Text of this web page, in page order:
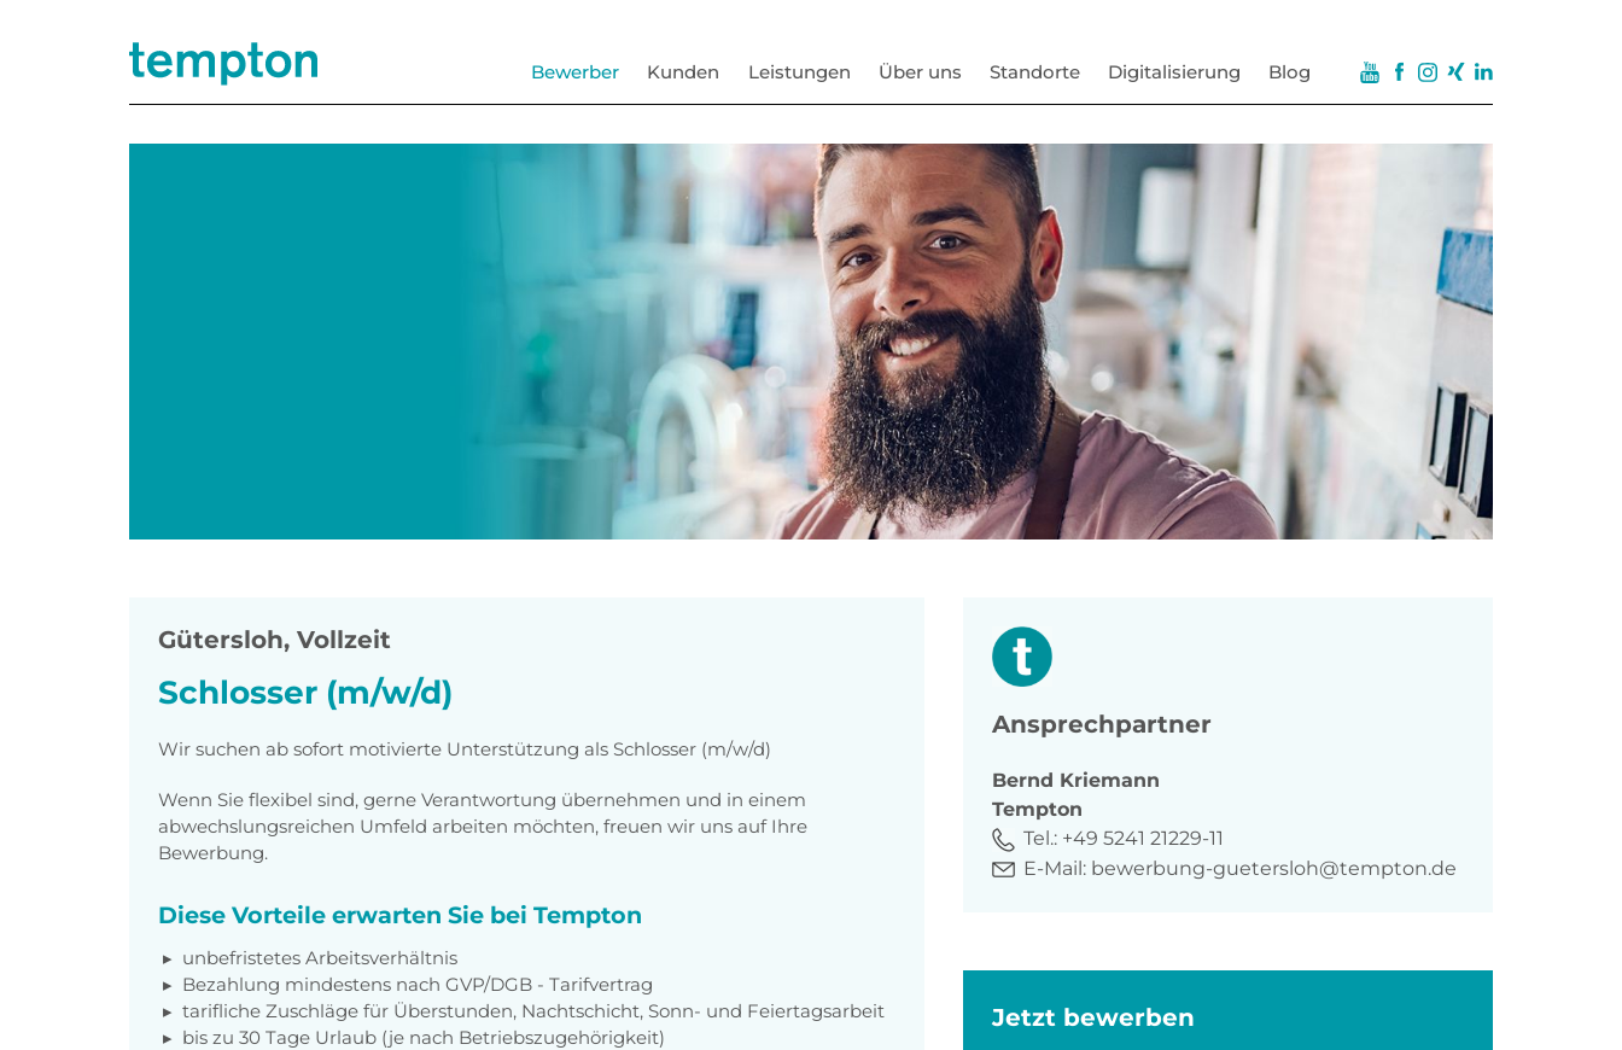
Bewerber Kunden Leistungen Über uns Standorte Digitalisierung Blog
Gütersloh, Vollzeit
Schlosser (m/w/d)
Wir suchen ab sofort motivierte Unterstützung als Schlosser (m/w/d)
Wenn Sie flexibel sind, gerne Verantwortung übernehmen und in einem
abwechslungsreichen Umfeld arbeiten möchten, freuen wir uns auf Ihre
Bewerbung.
Diese Vorteile erwarten Sie bei Tempton
unbefristetes Arbeitsverhältnis
Bezahlung mindestens nach GVP/DGB - Tarifvertrag
tarifliche Zuschläge für Überstunden, Nachtschicht, Sonn- und Feiertagsarbeit
bis zu 30 Tage Urlaub (je nach Betriebszugehörigkeit)
Ansprechpartner
Bernd Kriemann
Tempton
Tel.: +49 5241 21229-11
E-Mail: bewerbung-guetersloh@tempton.de
Jetzt bewerben